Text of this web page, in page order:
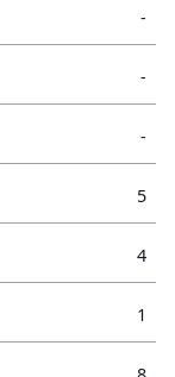
-
-
-
5
4
1